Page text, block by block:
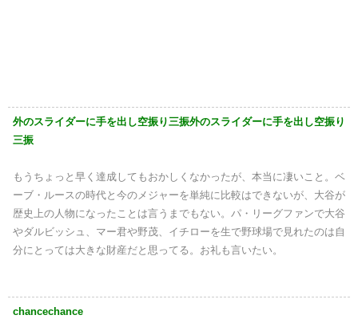
外のスライダーに手を出し空振り三振外のスライダーに手を出し空振り
三振
もうちょっと早く達成してもおかしくなかったが、本当に凄いこと。ベ
ーブ・ルースの時代と今のメジャーを単純に比較はできないが、大谷が
歴史上の人物になったことは言うまでもない。パ・リーグファンで大谷
やダルビッシュ、マー君や野茂、イチローを生で野球場で見れたのは自
分にとっては大きな財産だと思ってる。お礼も言いたい。
chancechance